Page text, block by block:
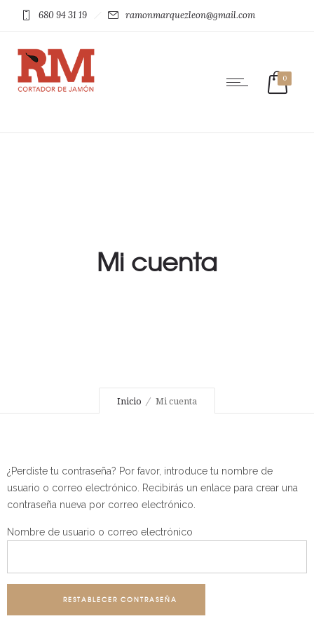
680 94 31 19 ramonmarquezleon@gmail.com
0
Mi cuenta
Inicio Mi cuenta
¿Perdiste tu contraseña? Por favor, introduce tu nombre de
usuario o correo electrónico. Recibirás un enlace para crear una
contraseña nueva por correo electrónico.
Nombre de usuario o correo electrónico
RESTABLECER CONTRASEÑA